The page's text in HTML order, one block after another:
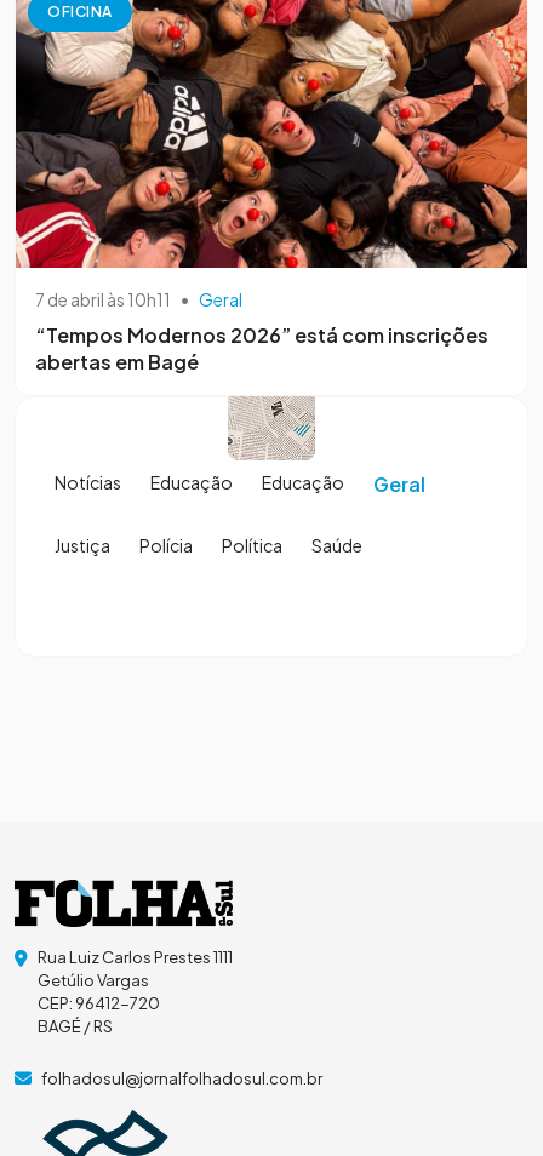
OFICINA
7 de abril às 10h11 • Geral
“Tempos Modernos 2026” está com inscrições
abertas em Bagé
Notícias Educação Educação Geral
Justiça Polícia Política Saúde
Rua Luiz Carlos Prestes 1111
Getúlio Vargas
CEP: 96412-720
BAGÉ / RS
folhadosul@jornalfolhadosul.com.br